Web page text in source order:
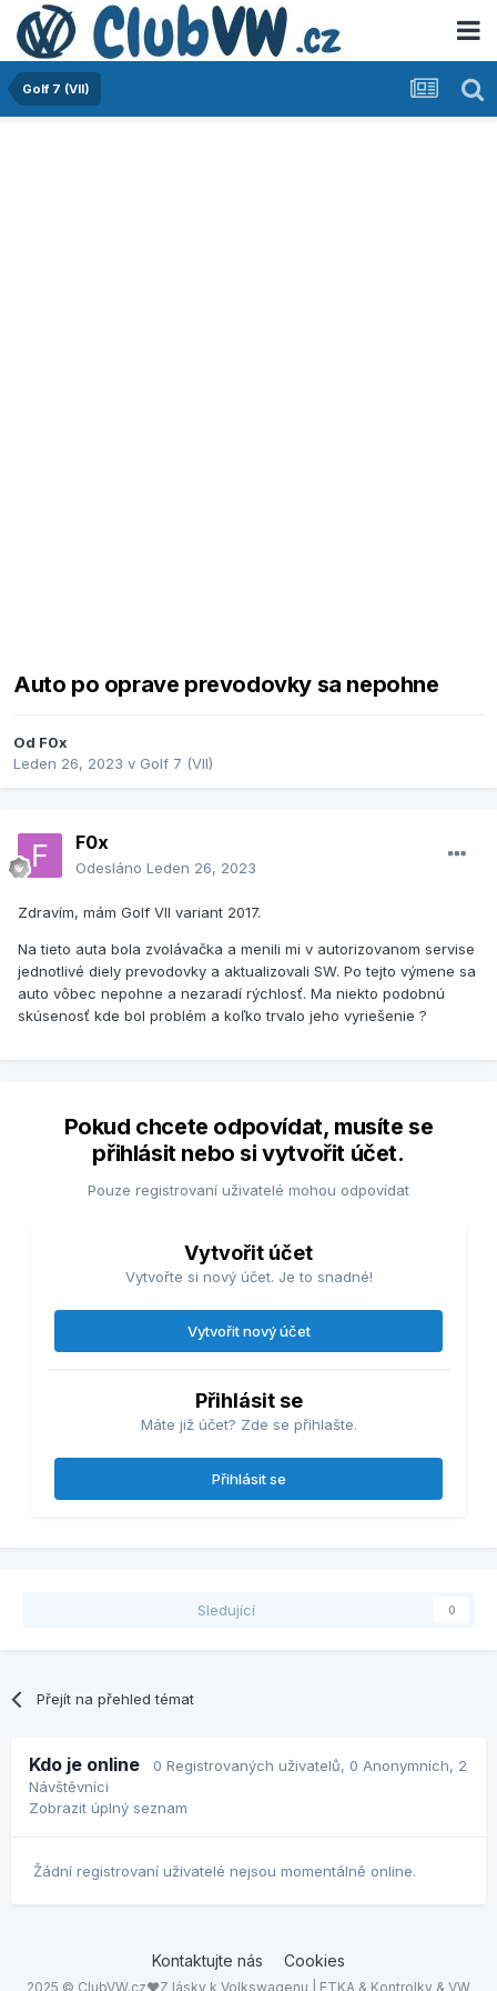
Golf 7 (VII)
Auto po oprave prevodovky sa nepohne
Od F0x
Leden 26, 2023 v Golf 7 (VII)
F0x
Odesláno Leden 26, 2023
Zdravím, mám Golf VII variant 2017.
Na tieto auta bola zvolávačka a menili mi v autorizovanom servise
jednotlivé diely prevodovky a aktualizovali SW. Po tejto výmene sa
auto vôbec nepohne a nezaradí rýchlosť. Ma niekto podobnú
skúsenosť kde bol problém a koľko trvalo jeho vyriešenie ?
Pokud chcete odpovídat, musíte se
přihlásit nebo si vytvořit účet.
Pouze registrovaní uživatelé mohou odpovídat
Vytvořit účet
Vytvořte si nový účet. Je to snadné!
Vytvořit nový účet
Přihlásit se
Máte již účet? Zde se přihlašte.
Přihlásit se
Sledující 0
Přejít na přehled témat
Kdo je online 0 Registrovaných uživatelů, 0 Anonymních, 2
Návštěvníci
Zobrazit úplný seznam
Žádní registrovaní uživatelé nejsou momentálně online.
Kontaktujte nás Cookies
2025 © ClubVW.cz❤Z lásky k Volkswagenu | ETKA & Kontrolky & VW